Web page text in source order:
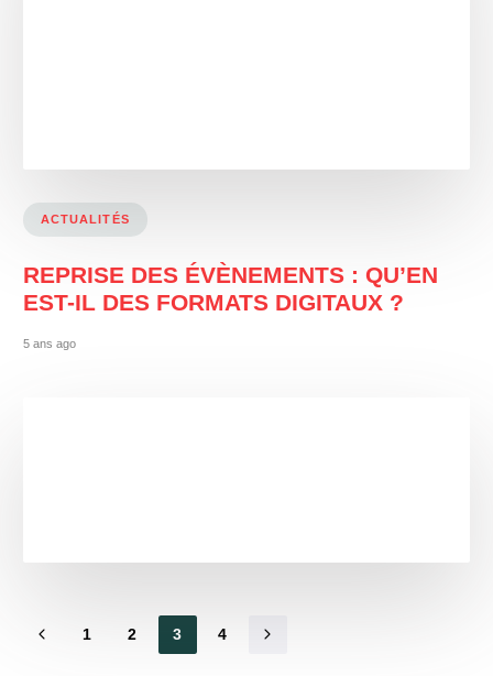
ACTUALITÉS
REPRISE DES ÉVÈNEMENTS : QU’EN
EST-IL DES FORMATS DIGITAUX ?
5 ans ago
1 2 3 4